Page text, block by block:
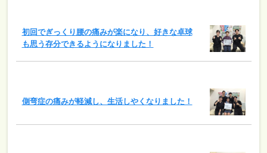
初回でぎっくり腰の痛みが楽になり、好きな卓球
も思う存分できるようになりました！
側弯症の痛みが軽減し、生活しやくなりました！